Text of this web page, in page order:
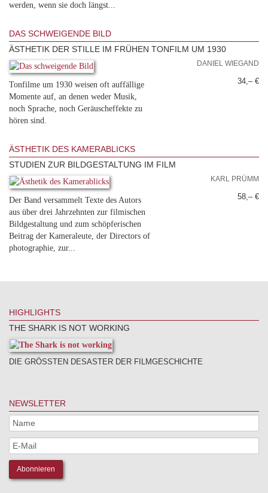
werden, wenn sie doch längst...
DAS SCHWEIGENDE BILD
ÄSTHETIK DER STILLE IM FRÜHEN TONFILM UM 1930
Tonfilme um 1930 weisen oft auffällige
Momente auf, an denen weder Musik,
noch Sprache, noch Geräuscheffekte zu
hören sind.
DANIEL WIEGAND
34,– €
ÄSTHETIK DES KAMERABLICKS
STUDIEN ZUR BILDGESTALTUNG IM FILM
Der Band versammelt Texte des Autors
aus über drei Jahrzehnten zur filmischen
Bildgestaltung und zum schöpferischen
Beitrag der Kameraleute, der Directors of
photographie, zur...
KARL PRÜMM
58,– €
HIGHLIGHTS
THE SHARK IS NOT WORKING
DIE GRÖSSTEN DESASTER DER FILMGESCHICHTE
NEWSLETTER